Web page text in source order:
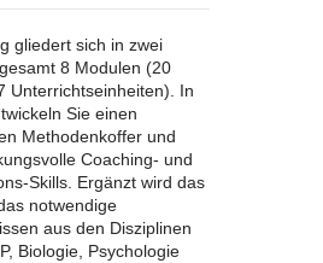
gliedert sich in zwei
8 Modulen (20
Unterrichtseinheiten). In
Sie einen
Methodenkoffer und
Coaching- und
Skills. Ergänzt wird das
notwendige
aus den Disziplinen
Biologie, Psychologie